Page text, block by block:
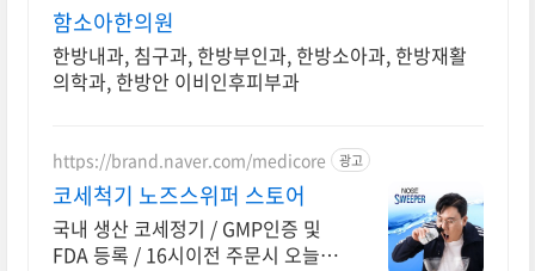
함소아한의원
한방내과, 침구과, 한방부인과, 한방소아과, 한방재활
의학과, 한방안 이비인후피부과
https://brand.naver.com/medicore 광고
코세척기 노즈스위퍼 스토어
국내 생산 코세정기 / GMP인증 및
FDA 등록 / 16시이전 주문시 오늘출